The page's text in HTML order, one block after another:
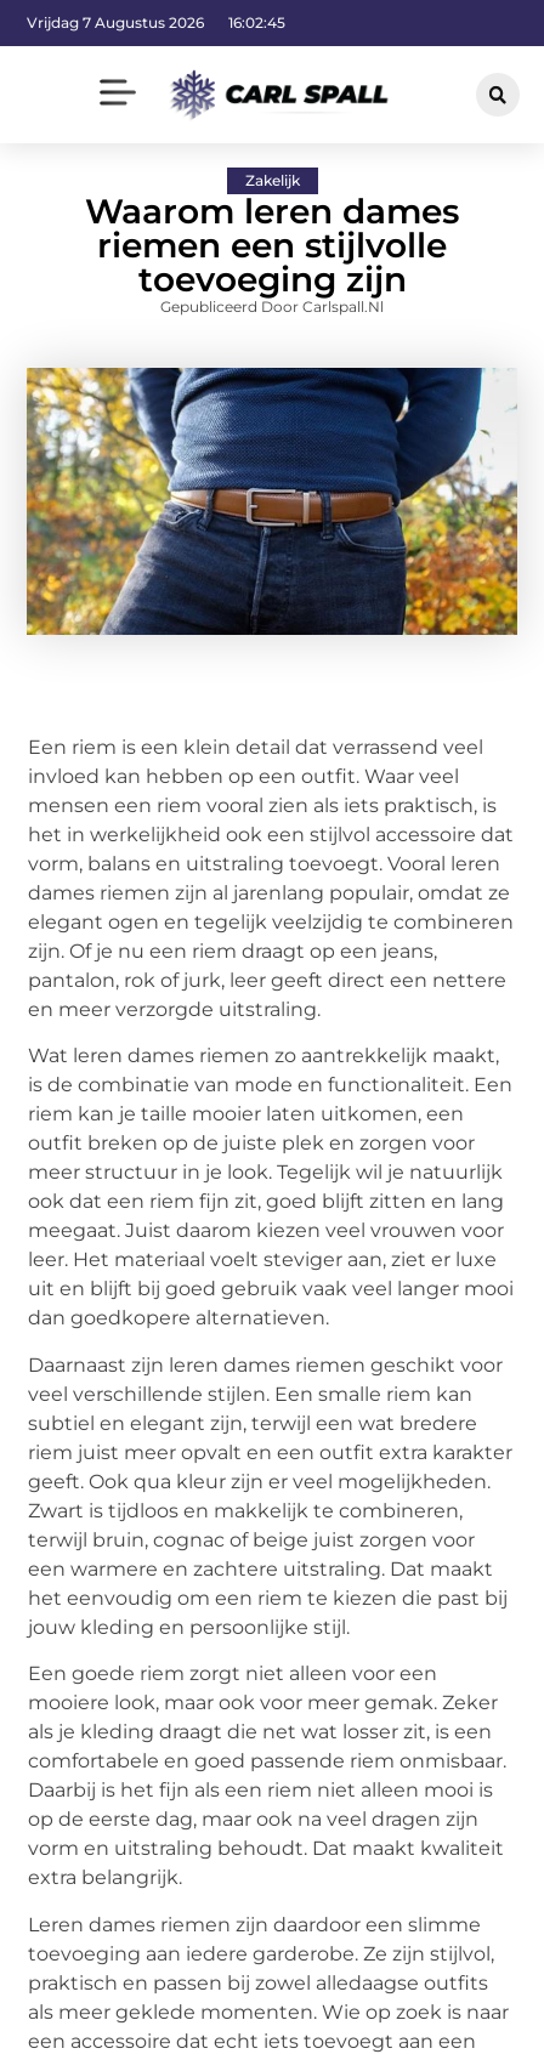
Vrijdag 7 Augustus 2026 16:02:46
Zakelijk
Waarom leren dames
riemen een stijlvolle
toevoeging zijn
Gepubliceerd Door Carlspall.nl
Een riem is een klein detail dat verrassend veel
invloed kan hebben op een outfit. Waar veel
mensen een riem vooral zien als iets praktisch, is
het in werkelijkheid ook een stijlvol accessoire dat
vorm, balans en uitstraling toevoegt. Vooral leren
dames riemen zijn al jarenlang populair, omdat ze
elegant ogen en tegelijk veelzijdig te combineren
zijn. Of je nu een riem draagt op een jeans,
pantalon, rok of jurk, leer geeft direct een nettere
en meer verzorgde uitstraling.
Wat leren dames riemen zo aantrekkelijk maakt,
is de combinatie van mode en functionaliteit. Een
riem kan je taille mooier laten uitkomen, een
outfit breken op de juiste plek en zorgen voor
meer structuur in je look. Tegelijk wil je natuurlijk
ook dat een riem fijn zit, goed blijft zitten en lang
meegaat. Juist daarom kiezen veel vrouwen voor
leer. Het materiaal voelt steviger aan, ziet er luxe
uit en blijft bij goed gebruik vaak veel langer mooi
dan goedkopere alternatieven.
Daarnaast zijn leren dames riemen geschikt voor
veel verschillende stijlen. Een smalle riem kan
subtiel en elegant zijn, terwijl een wat bredere
riem juist meer opvalt en een outfit extra karakter
geeft. Ook qua kleur zijn er veel mogelijkheden.
Zwart is tijdloos en makkelijk te combineren,
terwijl bruin, cognac of beige juist zorgen voor
een warmere en zachtere uitstraling. Dat maakt
het eenvoudig om een riem te kiezen die past bij
jouw kleding en persoonlijke stijl.
Een goede riem zorgt niet alleen voor een
mooiere look, maar ook voor meer gemak. Zeker
als je kleding draagt die net wat losser zit, is een
comfortabele en goed passende riem onmisbaar.
Daarbij is het fijn als een riem niet alleen mooi is
op de eerste dag, maar ook na veel dragen zijn
vorm en uitstraling behoudt. Dat maakt kwaliteit
extra belangrijk.
Leren dames riemen zijn daardoor een slimme
toevoeging aan iedere garderobe. Ze zijn stijlvol,
praktisch en passen bij zowel alledaagse outfits
als meer geklede momenten. Wie op zoek is naar
een accessoire dat echt iets toevoegt aan een